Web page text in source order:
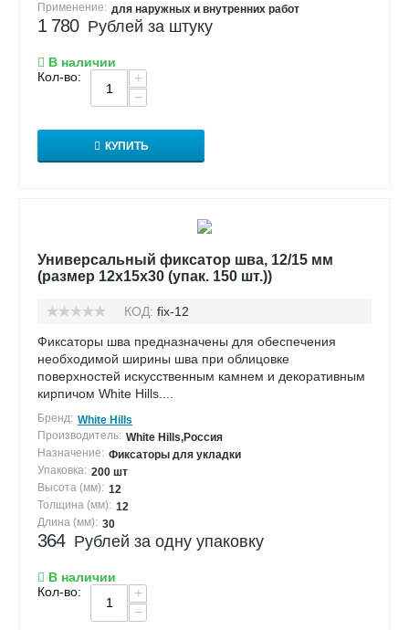
Применение: для наружных и внутренних работ
1 780 Рублей за штуку
В наличии
Кол-во:
+
−
КУПИТЬ
Универсальный фиксатор шва, 12/15 мм
(размер 12х15х30 (упак. 150 шт.))
КОД: fix-12
Фиксаторы шва предназначены для обеспечения
необходимой ширины шва при облицовке
поверхностей искусственным камнем и декоративным
кирпичом White Hills....
Бренд: White Hills
Производитель: White Hills,Россия
Назначение: Фиксаторы для укладки
Упаковка: 200 шт
Высота (мм): 12
Толщина (мм): 12
Длина (мм): 30
364 Рублей за одну упаковку
В наличии
Кол-во:
+
−